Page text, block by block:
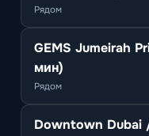
Рядом
GEMS Jumeirah
мин)
Рядом
Downtown Dubai